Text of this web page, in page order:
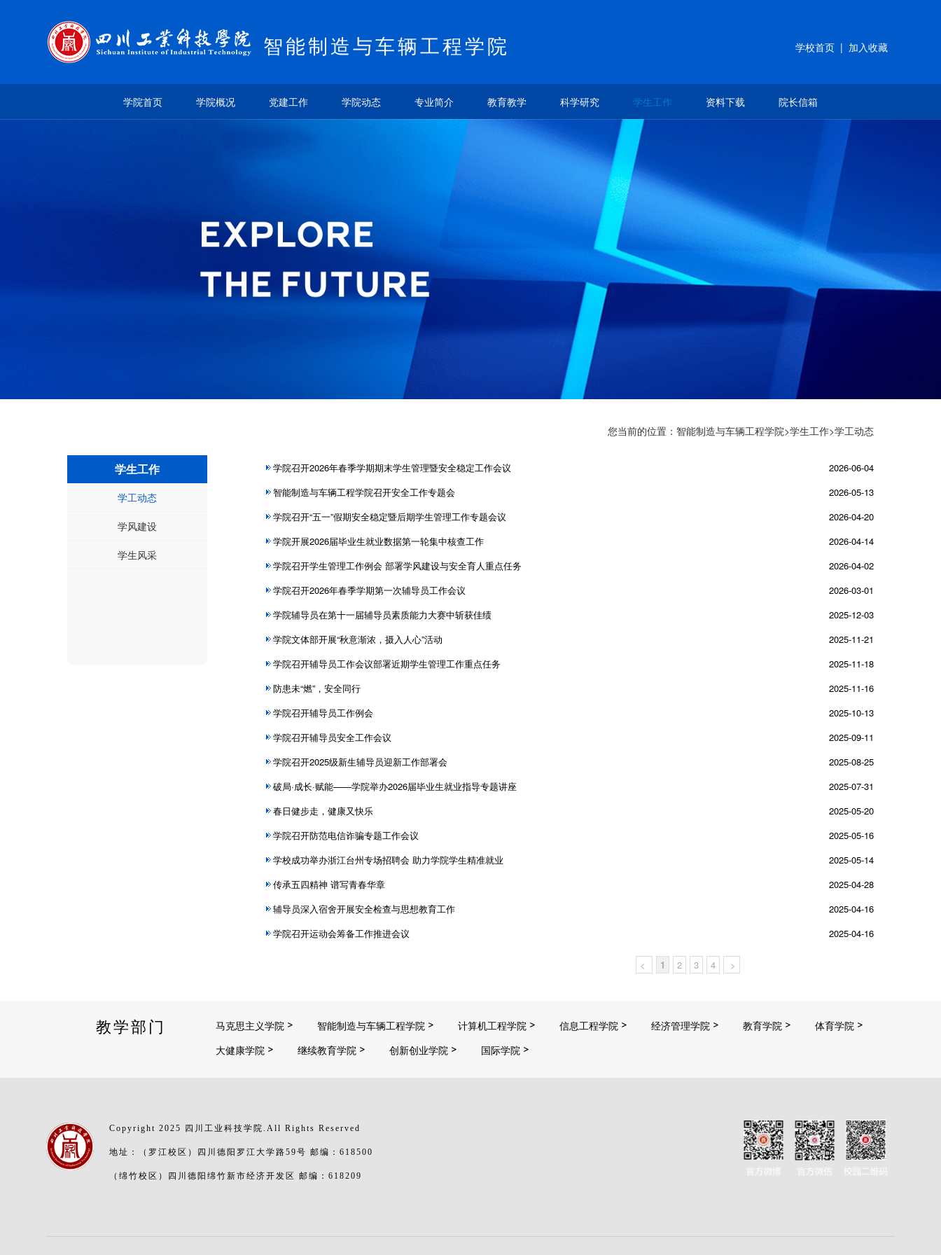
智能制造与车辆工程学院 学校首页 | 加入收藏
学院首页 学院概况 党建工作 学院动态 专业简介 教育教学 科学研究 学生工作 资料下载 院长信箱
您当前的位置： 智能制造与车辆工程学院>学生工作>学工动态
学生工作
学工动态
学风建设
学生风采
学院召开2026年春季学期期末学生管理暨安全稳定工作会议
2026-06-04
智能制造与车辆工程学院召开安全工作专题会
2026-05-13
学院召开“五一”假期安全稳定暨后期学生管理工作专题会议
2026-04-20
学院开展2026届毕业生就业数据第一轮集中核查工作
2026-04-14
学院召开学生管理工作例会 部署学风建设与安全育人重点任务
2026-04-02
学院召开2026年春季学期第一次辅导员工作会议
2026-03-01
学院辅导员在第十一届辅导员素质能力大赛中斩获佳绩
2025-12-03
学院文体部开展“秋意渐浓，摄入人心”活动
2025-11-21
学院召开辅导员工作会议部署近期学生管理工作重点任务
2025-11-18
防患未“燃”，安全同行
2025-11-16
学院召开辅导员工作例会
2025-10-13
学院召开辅导员安全工作会议
2025-09-11
学院召开2025级新生辅导员迎新工作部署会
2025-08-25
破局·成长·赋能——学院举办2026届毕业生就业指导专题讲座
2025-07-31
春日健步走，健康又快乐
2025-05-20
学院召开防范电信诈骗专题工作会议
2025-05-16
学校成功举办浙江台州专场招聘会 助力学院学生精准就业
2025-05-14
传承五四精神 谱写青春华章
2025-04-28
辅导员深入宿舍开展安全检查与思想教育工作
2025-04-16
学院召开运动会筹备工作推进会议
2025-04-16
< 1 2 3 4 >
教学部门 马克思主义学院 智能制造与车辆工程学院 计算机工程学院 信息工程学院 经济管理学院 教育学院
体育学院
大健康学院
继续教育学院 创新创业学院 国际学院
Copyright 2025 四川工业科技学院.All Rights Reserved
地址：（罗江校区）四川德阳罗江大学路59号 邮编：618500
（绵竹校区）四川德阳绵竹新市经济开发区 邮编：618209